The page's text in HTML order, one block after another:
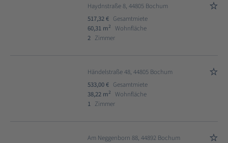
Haydnstraße 8, 44805 Bochum
517,32 € Gesamtmiete
60,31 m2
Wohnfläche
2 Zimmer
Händelstraße 48, 44805 Bochum
533,00 € Gesamtmiete
38,22 m2
Wohnfläche
1 Zimmer
Am Neggenborn 88, 44892 Bochum